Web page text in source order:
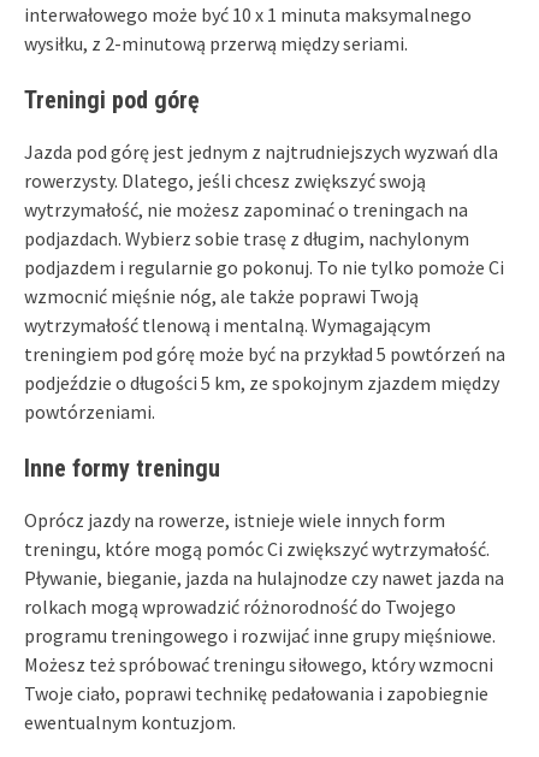
interwałowego może być 10 x 1 minuta maksymalnego
wysiłku, z 2-minutową przerwą między seriami.
Treningi pod górę
Jazda pod górę jest jednym z najtrudniejszych wyzwań dla
rowerzysty. Dlatego, jeśli chcesz zwiększyć swoją
wytrzymałość, nie możesz zapominać o treningach na
podjazdach. Wybierz sobie trasę z długim, nachylonym
podjazdem i regularnie go pokonuj. To nie tylko pomoże Ci
wzmocnić mięśnie nóg, ale także poprawi Twoją
wytrzymałość tlenową i mentalną. Wymagającym
treningiem pod górę może być na przykład 5 powtórzeń na
podjeździe o długości 5 km, ze spokojnym zjazdem między
powtórzeniami.
Inne formy treningu
Oprócz jazdy na rowerze, istnieje wiele innych form
treningu, które mogą pomóc Ci zwiększyć wytrzymałość.
Pływanie, bieganie, jazda na hulajnodze czy nawet jazda na
rolkach mogą wprowadzić różnorodność do Twojego
programu treningowego i rozwijać inne grupy mięśniowe.
Możesz też spróbować treningu siłowego, który wzmocni
Twoje ciało, poprawi technikę pedałowania i zapobiegnie
ewentualnym kontuzjom.